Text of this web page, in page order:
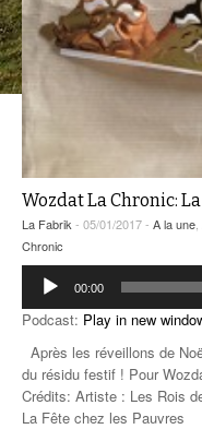
ANCIENNES
Wozdat La Chronic:
La Fabrik- 05/01/2017 - A la une,
Chronic
Lecteur
audio
00:00
Podcast: Play in new
Après les réveillons de
du résidu festif ! Pour
Crédits: Artiste : Les Rois
La Fête chez les Pauvres